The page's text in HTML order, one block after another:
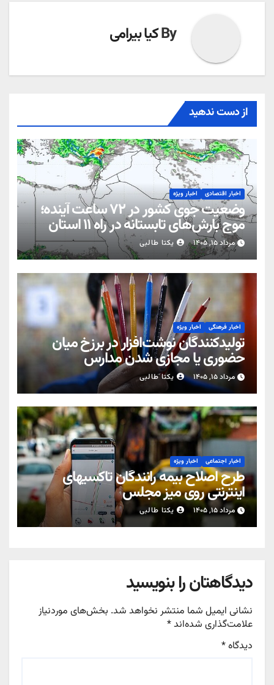
Byکیا بیرامی
از دست ندهید
اخبار اقتصادی اخبار ویژه
وضعیت جوی کشور در ۷۲ ساعت آینده؛
موج بارش‌های تابستانه در راه ۱۱ استان
مرداد ۱۵, ۱۴۰۵ یکتا طالبی
اخبار فرهنگی اخبار ویژه
تولیدکنندگان نوشت‌افزار در برزخ میان
حضوری یا مجازی شدن مدارس
مرداد ۱۵, ۱۴۰۵ یکتا طالبی
اخبار اجتماعی اخبار ویژه
طرح اصلاح بیمه رانندگان تاکسیهای
اینترنتی روی میز مجلس
مرداد ۱۵, ۱۴۰۵ یکتا طالبی
دیدگاهتان را بنویسید
نشانی ایمیل شما منتشر نخواهد شد. بخش‌های موردنیاز
علامت‌گذاری شده‌اند*
دیدگاه*